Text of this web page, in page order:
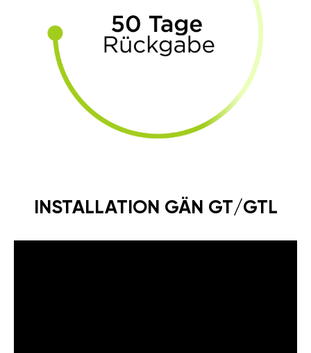
INSTALLATION GÄN GT/GTL